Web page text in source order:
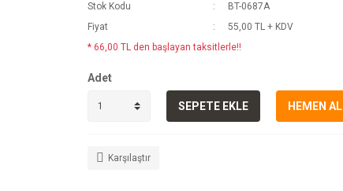
Stok Kodu
BT-0687A
Fiyat
55,00 TL + KDV
* 66,00 TL den başlayan taksitlerle!!
Adet
SEPETE EKLE HEMEN AL
Karşılaştır